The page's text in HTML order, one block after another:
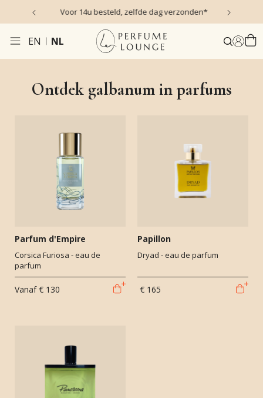
Voor 14u besteld, zelfde dag verzonden*
EN NL
Ontdek galbanum in parfums
Parfum d'Empire
Corsica Furiosa - eau de
parfum
Vanaf € 130
Papillon
Dryad - eau de parfum
€ 165